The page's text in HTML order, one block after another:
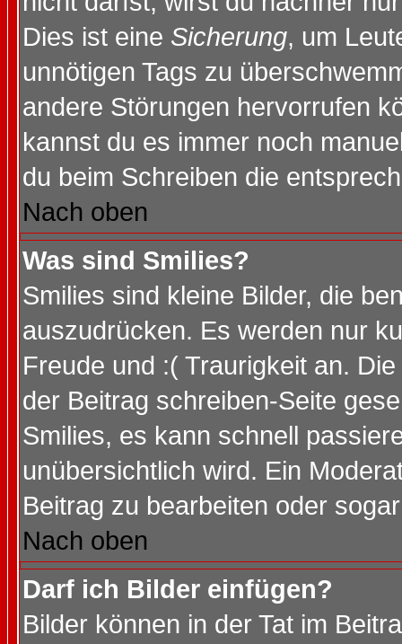
Dies ist eine Sicherung, um
unnötigen Tags zu
andere Störungen hervorrufen
kannst du es immer noch
du beim Schreiben die
Nach oben
Was sind Smilies?
Smilies sind kleine Bilder, die
auszudrücken. Es werden nur
Freude und :( Traurigkeit an.
der Beitrag schreiben-Seite
Smilies, es kann schnell
unübersichtlich wird. Ein
Beitrag zu bearbeiten oder
Nach oben
Darf ich Bilder einfügen?
Bilder können in der Tat im